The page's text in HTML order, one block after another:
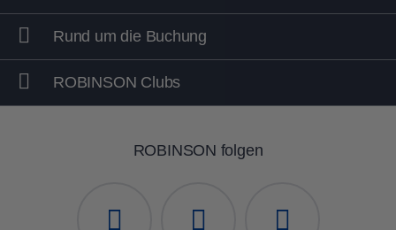
Rund um die Buchung
ROBINSON Clubs
ROBINSON folgen